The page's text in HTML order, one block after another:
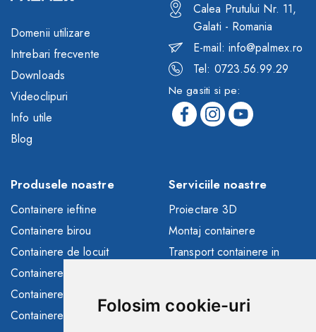
Folosim cookie-uri
Domenii utilizare
Intrebari frecvente
Downloads
Videoclipuri
Info utile
Blog
Calea Prutului Nr. 11,
Galati - Romania
E-mail: info@palmex.ro
Tel: 0723.56.99.29
Ne gasiti si pe:
Produsele noastre
Containere ieftine
Containere birou
Containere de locuit
Containere depozitare
Containere sanitare
Containere santier
Serviciile noastre
Proiectare 3D
Montaj containere
Transport containere in
Consultanta/asistenta